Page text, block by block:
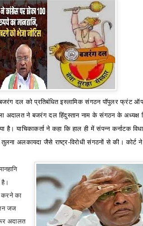
बजरंग दल को प्रतिबंधित इस्लामिक संगठन पॉपुलर फ्रंट
ने बजरंग दल हिंदुस्तान नाम के संगठन के अध्यक्ष
है। याचिकाकर्ता ने कहा कि हाल ही में संपन्न कर्नाटक
अलकायदा जैसे राष्ट्र-विरोधी संगठनों से की।
करने का
जज
अदालत